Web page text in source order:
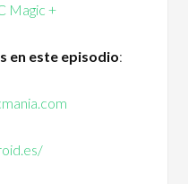
Magic +
en este episodio: